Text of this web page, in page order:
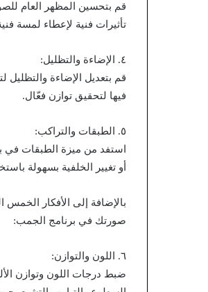
قم بتحسين المظهر العام
تأثيرات فنية لإعطاء لمسة
٤. الإضاءة والتظليل:
قم بتعديل الإضاءة
فيها لتحقيق توازن فعّال.
٥. الطبقات والتراكب:
استفد من ميزة الطبقات في
أو تغيير الخلفية بسهولة
بالإضافة إلى الأفكار
صورتك في برنامج الجمب:
٦. اللون والتوازن:
ضبط درجات اللون وتوازن